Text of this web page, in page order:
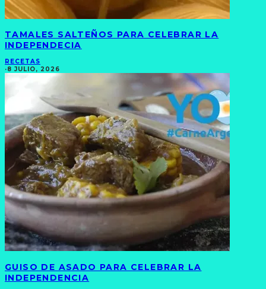
TAMALES SALTEÑOS PARA CELEBRAR LA
INDEPENDECIA
RECETAS
·8 JULIO, 2026
GUISO DE ASADO PARA CELEBRAR LA
INDEPENDENCIA